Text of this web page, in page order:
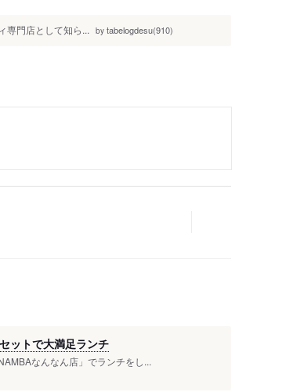
専門店として知ら... by tabelogdesu(910)
ットで大満足ランチ
なんなん店」でランチをし...